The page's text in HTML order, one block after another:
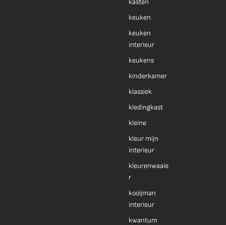
kasten
keuken
keuken
interieur
keukens
kinderkamer
klassiek
kledingkast
kleine
kleur mijn
interieur
kleurenwaaie
r
kooijman
interieur
kwantum